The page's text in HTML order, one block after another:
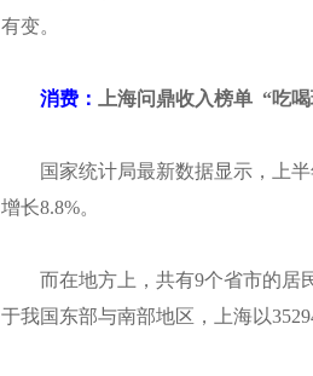
有变。
消费： 上海问鼎收入榜单 “吃
国家统计局最新数据显示，上
增长8.8%。
而在地方上，共有9个省市的居
于我国东部与南部地区，上海以